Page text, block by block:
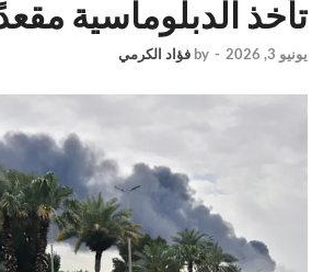
تأخذ الدبلوماسية
يونيو 3, 2026 -
by فؤاد الكرمي